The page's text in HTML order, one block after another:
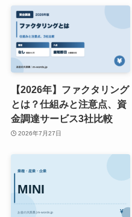
【2026年】ファクタリング
とは？仕組みと注意点、資
金調達サービス3社比較
2026年7月27日